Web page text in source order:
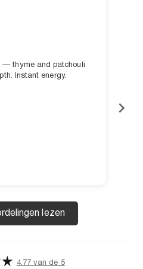
— thyme and patchouli
Instant energy.
lezen
4.77 van de 5